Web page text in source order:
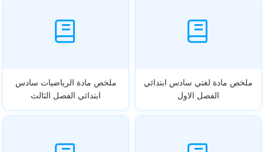
ملخص مادة لغتي سادس ابتدائي
الفصل الاول
ملخص مادة الرياضيات سادس
ابتدائي الفصل الثالث